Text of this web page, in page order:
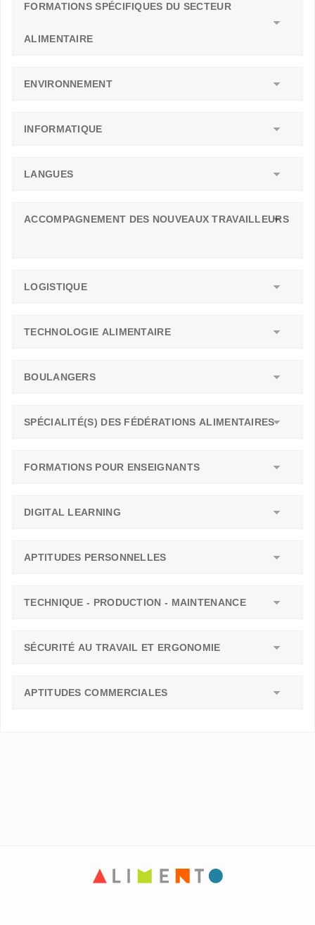
FORMATIONS SPÉCIFIQUES DU SECTEUR
ALIMENTAIRE
ENVIRONNEMENT
INFORMATIQUE
LANGUES
ACCOMPAGNEMENT DES NOUVEAUX TRAVAILLEURS
LOGISTIQUE
TECHNOLOGIE ALIMENTAIRE
BOULANGERS
SPÉCIALITÉ(S) DES FÉDÉRATIONS ALIMENTAIRES
FORMATIONS POUR ENSEIGNANTS
DIGITAL LEARNING
APTITUDES PERSONNELLES
TECHNIQUE - PRODUCTION - MAINTENANCE
SÉCURITÉ AU TRAVAIL ET ERGONOMIE
APTITUDES COMMERCIALES